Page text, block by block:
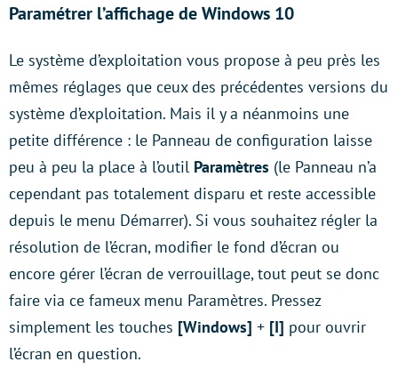
Paramétrer l’affichage de Windows 10
Le système d’exploitation vous propose à peu près les
mêmes réglages que ceux des précédentes versions du
système d’exploitation. Mais il y a néanmoins une
petite différence : le Panneau de configuration laisse
peu à peu la place à l’outil Paramètres (le Panneau n’a
cependant pas totalement disparu et reste accessible
depuis le menu Démarrer). Si vous souhaitez régler la
résolution de l’écran, modifier le fond d’écran ou
encore gérer l’écran de verrouillage, tout peut se donc
faire via ce fameux menu Paramètres. Pressez
simplement les touches [Windows] + [I] pour ouvrir
l’écran en question.